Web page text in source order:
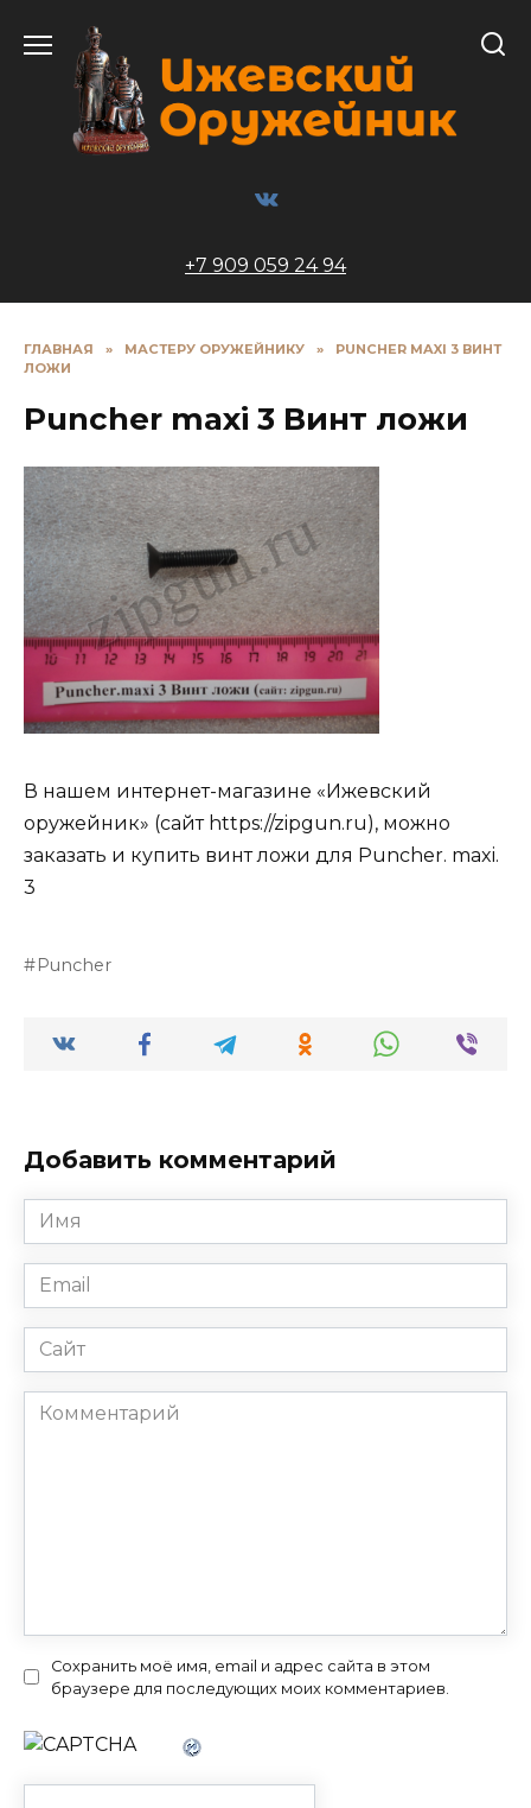
содержанию
+7 909 059 24 94
ГЛАВНАЯ » МАСТЕРУ ОРУЖЕЙНИКУ »
PUNCHER MAXI 3 ВИНТ
ЛОЖИ
Puncher maxi 3 Винт ложи
В нашем интернет-магазине «Ижевский
оружейник» (сайт https://zipgun.ru), можно
заказать и купить винт ложи для Puncher. maxi.
3
Puncher
Добавить комментарий
Имя
*
Email
*
Сайт
Комментарий
Сохранить моё имя, email и адрес сайта в этом
браузере для последующих моих комментариев.